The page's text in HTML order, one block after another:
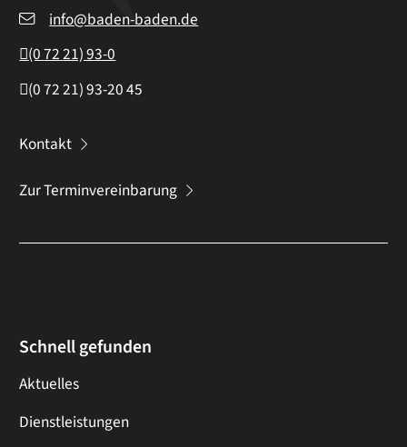
info@baden-baden.de
(07221) 93-0
(07221) 93-2045
Kontakt
Zur Terminvereinbarung
Schnell gefunden
Aktuelles
Dienstleistungen